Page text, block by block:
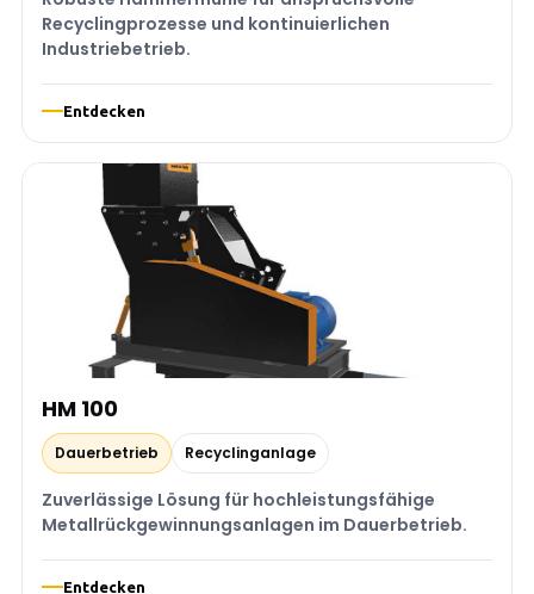
Recyclingprozesse und kontinuierlichen
Industriebetrieb.
Entdecken
HM 100
Dauerbetrieb Recyclinganlage
Zuverlässige Lösung für hochleistungsfähige
Metallrückgewinnungsanlagen im Dauerbetrieb.
Entdecken